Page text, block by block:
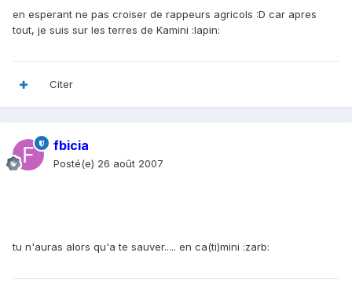
en esperant ne pas croiser de rappeurs agricols :D car apres
tout, je suis sur les terres de Kamini :lapin:
Citer
fbicia
Posté(e) 26 août 2007
tu n'auras alors qu'a te sauver..... en ca(ti)mini :zarb: